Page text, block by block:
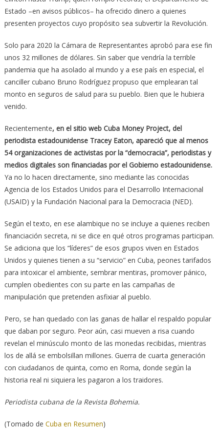
Estado –en avisos públicos– ha ofrecido dinero a quienes
presenten proyectos cuyo propósito sea subvertir la Revolución.
Solo para 2020 la Cámara de Representantes aprobó para ese fin
unos 32 millones de dólares. Sin saber que vendría la terrible
pandemia que ha asolado al mundo y a ese país en especial, el
canciller cubano Bruno Rodríguez propuso que emplearan tal
monto en seguros de salud para su pueblo. Bien que le hubiera
venido.
Recientemente, en el sitio web Cuba Money Project, del
periodista estadounidense Tracey Eaton, apareció que al menos
54 organizaciones de activistas por la “democracia”, periodistas y
medios digitales son financiadas por el Gobierno estadounidense.
Ya no lo hacen directamente, sino mediante las conocidas
Agencia de los Estados Unidos para el Desarrollo Internacional
(USAID) y la Fundación Nacional para la Democracia (NED).
Según el texto, en ese alambique no se incluye a quienes reciben
financiación secreta, ni se dice en qué otros programas participan.
Se adiciona que los “líderes” de esos grupos viven en Estados
Unidos y quienes tienen a su “servicio” en Cuba, peones tarifados
para intoxicar el ambiente, sembrar mentiras, promover pánico,
cumplen obedientes con su parte en las campañas de
manipulación que pretenden asfixiar al pueblo.
Pero, se han quedado con las ganas de hallar el respaldo popular
que daban por seguro. Peor aún, casi mueven a risa cuando
revelan el minúsculo monto de las monedas recibidas, mientras
los de allá se embolsillan millones. Guerra de cuarta generación
con ciudadanos de quinta, como en Roma, donde según la
historia real ni siquiera les pagaron a los traidores.
Periodista cubana de la Revista Bohemia.
(Tomado de Cuba en Resumen)